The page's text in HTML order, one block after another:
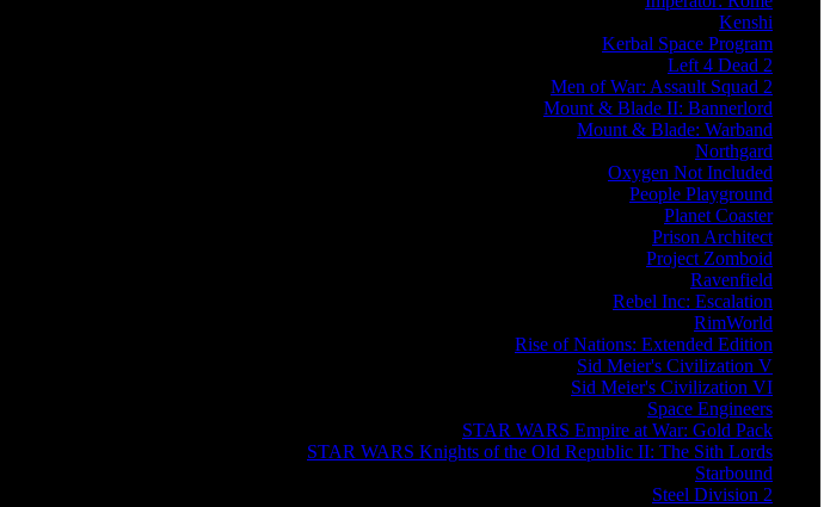
Kenshi
Kerbal Space Program
Left 4 Dead 2
Men of War: Assault Squad 2
Mount & Blade II: Bannerlord
Mount & Blade: Warband
Northgard
Oxygen Not Included
People Playground
Planet Coaster
Prison Architect
Project Zomboid
Ravenfield
Rebel Inc: Escalation
RimWorld
Rise of Nations: Extended Edition
Sid Meier's Civilization V
Sid Meier's Civilization VI
Space Engineers
STAR WARS Empire at War: Gold Pack
STAR WARS Knights of the Old Republic II: The Sith Lords
Starbound
Steel Division 2